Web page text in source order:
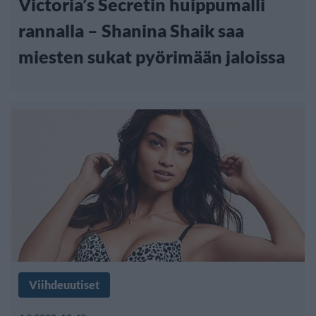
rannalla – Shanina Shaik saa
miesten sukat pyörimään jaloissa
Viihdeuutiset